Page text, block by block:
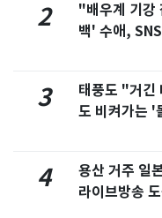
2
"배우계 기
백' 수애,
3
태풍도 "거
도 비켜가는
4
용산 거주 일
라이브방송